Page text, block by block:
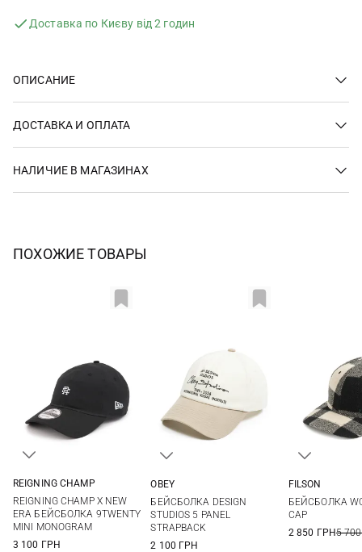
Доставка по Києву від 2 годин
ОПИСАНИЕ
ДОСТАВКА И ОПЛАТА
НАЛИЧИЕ В МАГАЗИНАХ
ПОХОЖИЕ ТОВАРЫ
REIGNING CHAMP
REIGNING CHAMP X NEW
ERA БЕЙСБОЛКА 9TWENTY
MINI MONOGRAM
3 100 ГРН
OBEY
БЕЙСБОЛКА DESIGN
STUDIOS 5 PANEL
STRAPBACK
2 100 ГРН
FILSON
БЕЙСБОЛКА
CAP
2 850 ГРН5